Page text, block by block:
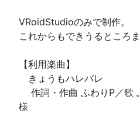
VRoidStudioのみで制作。
これからもできうるところま
【利用楽曲】
きょうもハレバレ
作詞・作曲 ふわりP／歌
様